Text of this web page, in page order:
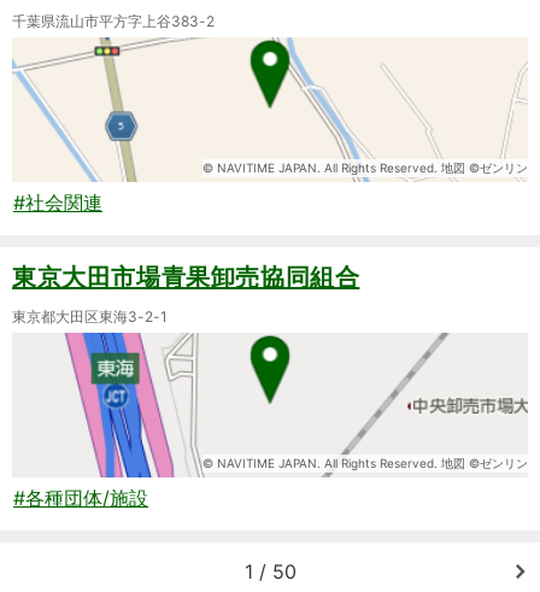
千葉県流山市平方字上谷383-2
© NAVITIME JAPAN. All Rights Reserved. 地図 ©ゼンリン
#社会関連
東京大田市場青果卸売協同組合
東京都大田区東海3-2-1
© NAVITIME JAPAN. All Rights Reserved. 地図 ©ゼンリン
#各種団体/施設
1 / 50